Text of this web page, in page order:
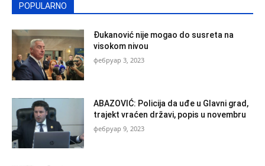
POPULARNO
Đukanović nije mogao do susreta na
visokom nivou
фебруар 3, 2023
ABAZOVIĆ: Policija da uđe u Glavni grad,
trajekt vraćen državi, popis u novembru
фебруар 9, 2023